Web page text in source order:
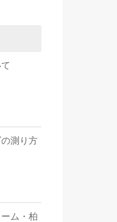
測り方
ム・柏